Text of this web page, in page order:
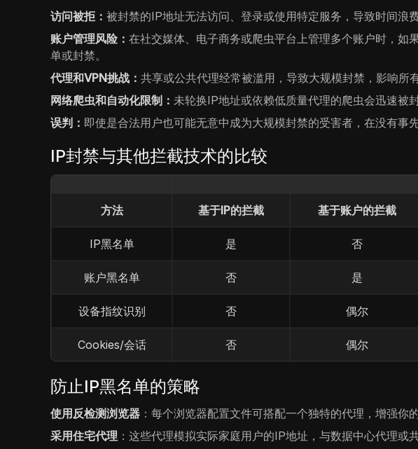
访问被拒： 被封禁的IP地址无法访问、登录或使用特定服务，导致时间浪
账户管理风险： 在社交媒体、电子商务或爬虫平台上管理多个账户时，
单或封禁。
代理和VPN挑战： 共享或公共代理经常被滥用，导致大规模封禁，影响所有
网络爬虫和自动化限制： 未轮换IP地址或依赖低质量代理的爬虫会迅速被
误判： 即使是合法用户也可能无意中成为大规模封禁的受害者，在没有事
IP封禁与其他拦截技术的比较
方法 基于IP的拦截 基于账户的拦截
IP黑名单 是 否
账户黑名单 否 是
设备指纹识别 否 偶尔
Cookies/会话 否 偶尔
防止IP黑名单的策略
使用反检测浏览器 ：每个浏览器配置文件可搭配一个独特的代理，增强你
采用住宅代理 ：这些代理模拟实际家庭用户的IP地址，与数据中心代理